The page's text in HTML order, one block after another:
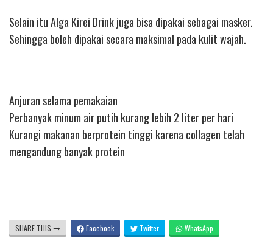
Selain itu Alga Kirei Drink juga bisa dipakai sebagai masker.
Sehingga boleh dipakai secara maksimal pada kulit wajah.
Anjuran selama pemakaian
Perbanyak minum air putih kurang lebih 2 liter per hari
Kurangi makanan berprotein tinggi karena collagen telah
mengandung banyak protein
SHARE THIS Facebook Twitter WhatsApp